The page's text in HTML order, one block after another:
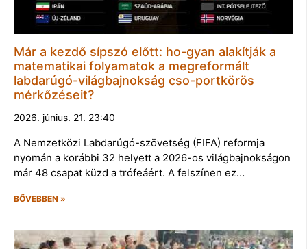
Már a kezdő sípszó előtt: ho-gyan alakítják a
matematikai folyamatok a megreformált
labdarúgó-világbajnokság cso-portkörös
mérkőzéseit?
2026. június. 21. 23:40
A Nemzetközi Labdarúgó-szövetség (FIFA) reformja
nyomán a korábbi 32 helyett a 2026-os világbajnokságon
már 48 csapat küzd a trófeáért. A felszínen ez…
BŐVEBBEN »